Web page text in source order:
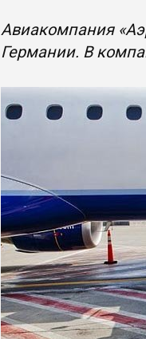
Авиакомпания
Германии. В